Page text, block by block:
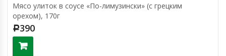
Мясо улиток в соусе «По-лимузински» (с грецким
орехом), 170г
Р390